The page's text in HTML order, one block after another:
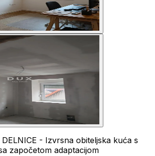
DELNICE - Izvrsna obiteljska kuća s
započetom adaptacijom